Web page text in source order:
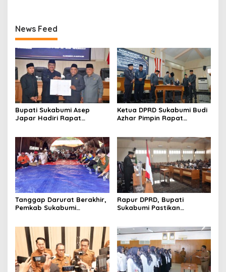
News Feed
Bupati Sukabumi Asep
Japar Hadiri Rapat
Disabilitas
Ketua DPRD Sukabumi Budi
Azhar Pimpin Rapat
Tanggap Darurat Berakhir,
Pemkab Sukabumi
Rapur DPRD, Bupati
Sukabumi Pastikan